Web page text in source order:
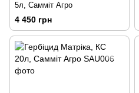
5л, Самміт Агро
4 450 грн